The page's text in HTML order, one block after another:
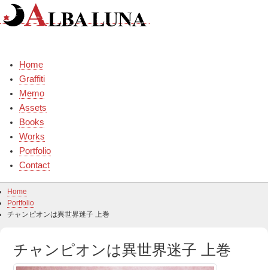
Skip
to
Home
Graffiti
Memo
Assets
Books
Works
Portfolio
Contact
Home
Portfolio
チャンピオンは異世界迷子 上巻
チャンピオンは異世界迷子 上巻